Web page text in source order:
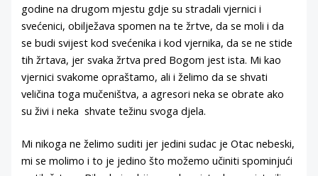
godine na drugom mjestu gdje su stradali vjernici i
svećenici, obilježava spomen na te žrtve, da se moli i da
se budi svijest kod svećenika i kod vjernika, da se ne stide
tih žrtava, jer svaka žrtva pred Bogom jest ista. Mi kao
vjernici svakome opraštamo, ali i želimo da se shvati
veličina toga mučeništva, a agresori neka se obrate ako
su živi i neka shvate težinu svoga djela.
Mi nikoga ne želimo suditi jer jedini sudac je Otac nebeski,
mi se molimo i to je jedino što možemo učiniti spominjući